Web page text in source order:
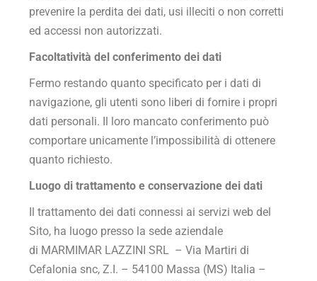
prevenire la perdita dei dati, usi illeciti o non corretti
ed accessi non autorizzati.
Facoltatività del conferimento dei dati
Fermo restando quanto specificato per i dati di
navigazione, gli utenti sono liberi di fornire i propri
dati personali. Il loro mancato conferimento può
comportare unicamente l’impossibilità di ottenere
quanto richiesto.
Luogo di trattamento e conservazione dei dati
Il trattamento dei dati connessi ai servizi web del
Sito, ha luogo presso la sede aziendale
di MARMIMAR LAZZINI SRL – Via Martiri di
Cefalonia snc, Z.I. – 54100 Massa (MS) Italia –